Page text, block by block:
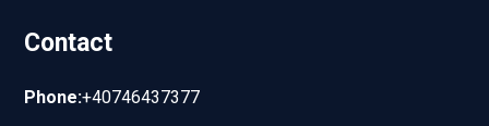
Contact
Phone:+40746437377